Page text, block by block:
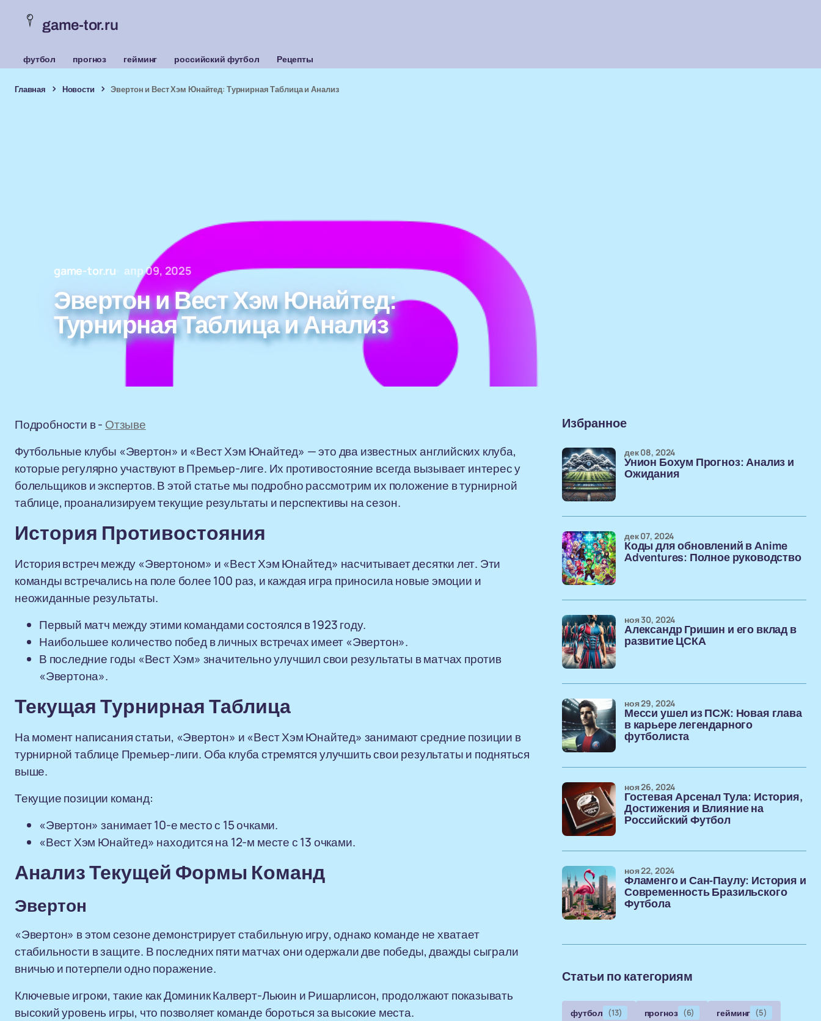
game-tor.ru
футбол прогноз гейминг российский футбол Рецепты
Главная Новости Эвертон и Вест Хэм Юнайтед: Турнирная Таблица и Анализ
game-tor.ru апр 09, 2025
Эвертон и Вест Хэм Юнайтед:
Турнирная Таблица и Анализ
Подробности в - Отзыве
Футбольные клубы «Эвертон» и «Вест Хэм Юнайтед» — это два известных английских клуба,
которые регулярно участвуют в Премьер-лиге. Их противостояние всегда вызывает интерес у
болельщиков и экспертов. В этой статье мы подробно рассмотрим их положение в турнирной
таблице, проанализируем текущие результаты и перспективы на сезон.
История Противостояния
История встреч между «Эвертоном» и «Вест Хэм Юнайтед» насчитывает десятки лет. Эти
команды встречались на поле более 100 раз, и каждая игра приносила новые эмоции и
неожиданные результаты.
Первый матч между этими командами состоялся в 1923 году.
Наибольшее количество побед в личных встречах имеет «Эвертон».
В последние годы «Вест Хэм» значительно улучшил свои результаты в матчах против
«Эвертона».
Текущая Турнирная Таблица
На момент написания статьи, «Эвертон» и «Вест Хэм Юнайтед» занимают средние позиции в
турнирной таблице Премьер-лиги. Оба клуба стремятся улучшить свои результаты и подняться
выше.
Текущие позиции команд:
«Эвертон» занимает 10-е место с 15 очками.
«Вест Хэм Юнайтед» находится на 12-м месте с 13 очками.
Анализ Текущей Формы Команд
Эвертон
«Эвертон» в этом сезоне демонстрирует стабильную игру, однако команде не хватает
стабильности в защите. В последних пяти матчах они одержали две победы, дважды сыграли
вничью и потерпели одно поражение.
Ключевые игроки, такие как Доминик Калверт-Льюин и Ришарлисон, продолжают показывать
высокий уровень игры, что позволяет команде бороться за высокие места.
Избранное
Унион Бохум Прогноз: Анализ и
Ожидания
дек 08, 2024
Коды для обновлений в Anime
Adventures: Полное руководство
дек 07, 2024
Александр Гришин и его вклад в
развитие ЦСКА
ноя 30, 2024
Месси ушел из ПСЖ: Новая глава
в карьере легендарного
футболиста
ноя 29, 2024
Гостевая Арсенал Тула: История,
Достижения и Влияние на
Российский Футбол
ноя 26, 2024
Фламенго и Сан-Паулу: История и
Современность Бразильского
Футбола
ноя 22, 2024
Статьи по категориям
футбол (13) прогноз (6) гейминг (5)